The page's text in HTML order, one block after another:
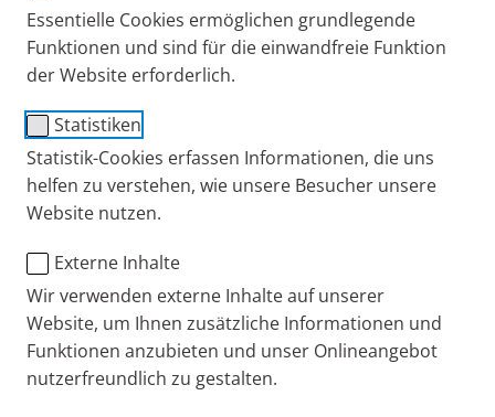
Essentielle Cookies ermöglichen grundlegende
Funktionen und sind für die einwandfreie Funktion
der Website erforderlich.
Statistiken
Statistik-Cookies erfassen Informationen, die uns
helfen zu verstehen, wie unsere Besucher unsere
Website nutzen.
Externe Inhalte
Wir verwenden externe Inhalte auf unserer
Website, um Ihnen zusätzliche Informationen und
Funktionen anzubieten und unser Onlineangebot
nutzerfreundlich zu gestalten.
PARI BOY®free
Tragetasche
Bestell-Nr.: 055G8200
PZN: 14047531
PARI DE
Produkte
+49 (0) 8151 279 279